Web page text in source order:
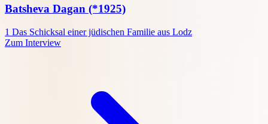
Batsheva Dagan (*1925)
1 Das Schicksal einer jüdischen Familie aus Lodz
Zum Interview